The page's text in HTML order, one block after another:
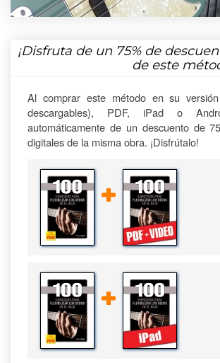
¡Disfruta de un 75%de
de este
Al comprar este método en su
descargables), PDF, iPad o
automáticamente de un descuento de
digitales de la misma obra. ¡Disfrútalo!